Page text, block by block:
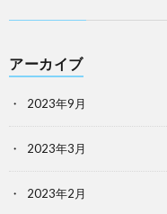
アーカイブ
2023年9月
2023年3月
2023年2月